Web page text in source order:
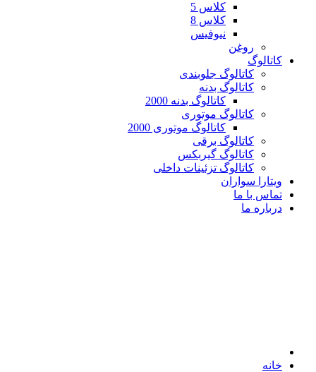
کلاس 5
کلاس 8
نیوفیس
روغن
کاتالوگ
کاتالوگ جلوبندی
کاتالوگ بدنه
کاتالوگ بدنه 2000
کاتالوگ موتوری
کاتالوگ موتوری 2000
کاتالوگ برقی
کاتالوگ گیربکس
کاتالوگ تزئینات داخلی
ویتارا سواران
تماس با ما
درباره ما
خانه